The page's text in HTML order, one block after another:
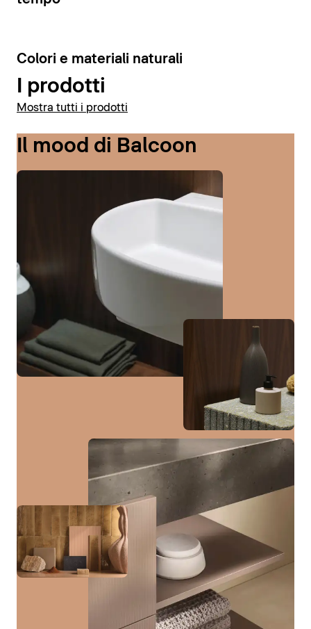
6
Colori e materiali naturali
I prodotti
Mostra tutti i prodotti
Il mood di Balcoon